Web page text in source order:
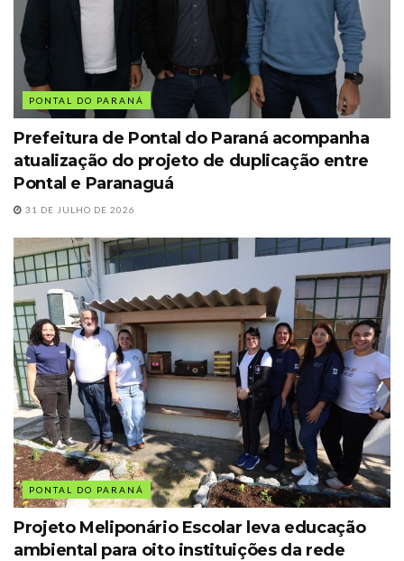
PONTAL DO PARANÁ
Prefeitura de Pontal do Paraná acompanha
atualização do projeto de duplicação entre
Pontal e Paranaguá
31 DE JULHO DE 2026
PONTAL DO PARANÁ
Projeto Meliponário Escolar leva educação
ambiental para oito instituições da rede